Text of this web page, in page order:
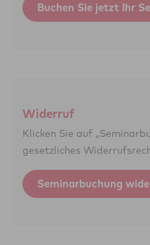
Buchen Sie jetzt Ihr
Widerruf
Klicken Sie auf
gesetz­liches
Seminarbuchung